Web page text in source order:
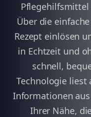
Pflegehilfsmittel
Über die
Rezept einlösen
in Echtzeit und
schnell,
Technologie liest
Informationen
Ihrer Nähe,